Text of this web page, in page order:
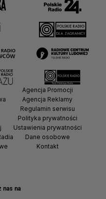
nas na
Agencja Promocji
Agencja Reklamy
Regulamin serwisu
Polityka prywatności
Ustawienia prywatności
Dane osobowe
Kontakt